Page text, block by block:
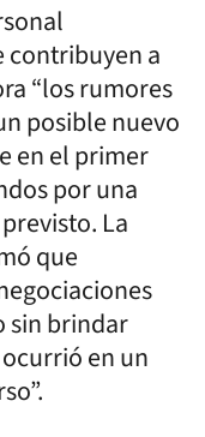
contribuyen a
“los rumores
posible nuevo
en el primer
por una
La
que
sin brindar
en un